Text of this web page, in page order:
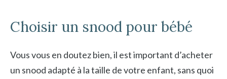
Choisir un snood pour bébé
Vous vous en doutez bien, il est important d’acheter
un snood adapté à la taille de votre enfant, sans quoi